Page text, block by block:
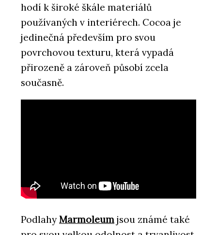
hodí k široké škále materiálů
používaných v interiérech. Cocoa je
jedinečná především pro svou
povrchovou texturu, která vypadá
přirozeně a zároveň působí zcela
současně.
Podlahy Marmoleum jsou známé také